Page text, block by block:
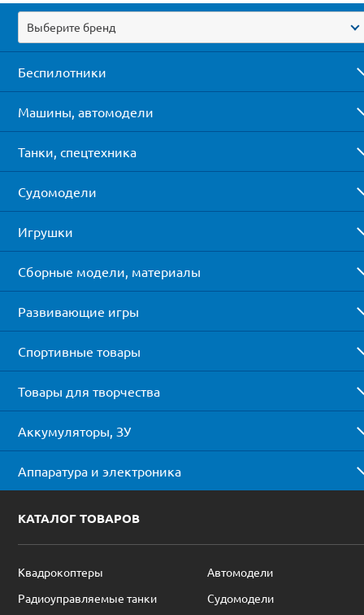
Выберите бренд
Беспилотники
Машины, автомодели
Танки, спецтехника
Судомодели
Игрушки
Сборные модели, материалы
Развивающие игры
Спортивные товары
Товары для творчества
Аккумуляторы, ЗУ
Аппаратура и электроника
КАТАЛОГ ТОВАРОВ
Квадрокоптеры
Автомодели
Радиоуправляемые танки
Судомодели